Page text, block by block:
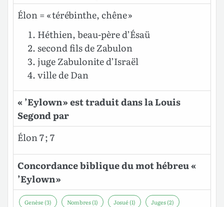
Élon = « térébinthe, chêne »
Héthien, beau-père d’Ésaü
second fils de Zabulon
juge Zabulonite d’Israël
ville de Dan
« ’Eylown » est traduit dans la Louis
Segond par
Élon 7 ; 7
Concordance biblique du mot hébreu «
’Eylown »
Genèse (3) Nombres (1) Josué (1) Juges (2)